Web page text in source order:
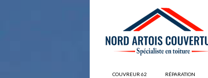
COUVREUR 62
RÉPARATION